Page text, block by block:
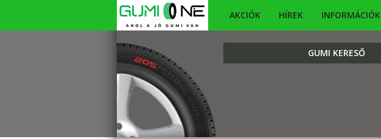
AKCIÓK HÍREK INFORMÁCIÓK
GUMI KERESŐ